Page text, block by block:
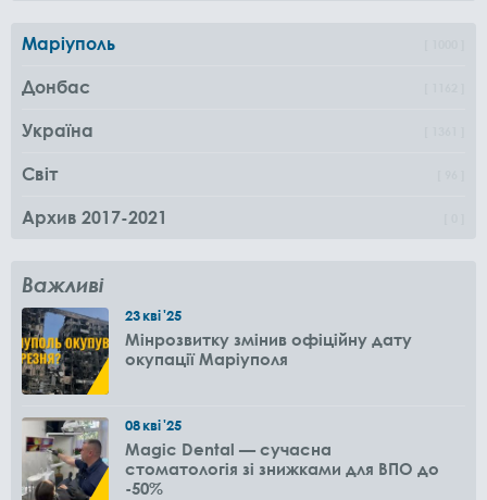
Маріуполь
Донбас
Україна
Світ
Архив 2017-2021
Важливі
23кві'25
Мінрозвитку змінив офіційну дату
окупації Маріуполя
08кві'25
Magic Dental — сучасна
стоматологія зі знижками для ВПО до
-50%